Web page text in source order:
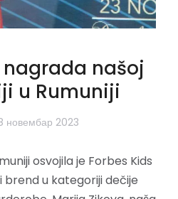
nagrada našoj
u Rumuniji
новембар 2023
osvojila je Forbes Kids
brend u kategoriji dečije